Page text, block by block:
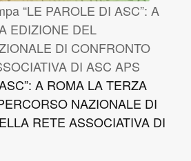
“LE PAROLE DI ASC”: A
EDIZIONE DEL
DI CONFRONTO
DI ASC APS
A ROMA LA TERZA
NAZIONALE DI
RETE ASSOCIATIVA DI